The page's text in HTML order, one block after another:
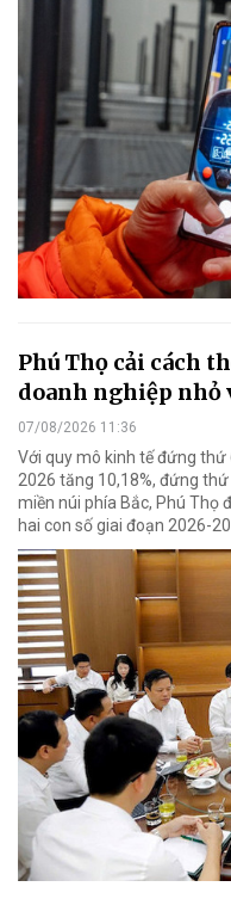
Phú Thọ cải cách
doanh nghiệp nhỏ
07/08/2026 11:36
Với quy mô kinh tế đứng thứ
2026 tăng 10,18%, đứng
miền núi phía Bắc, Phú
hai con số giai đoạn 2026-